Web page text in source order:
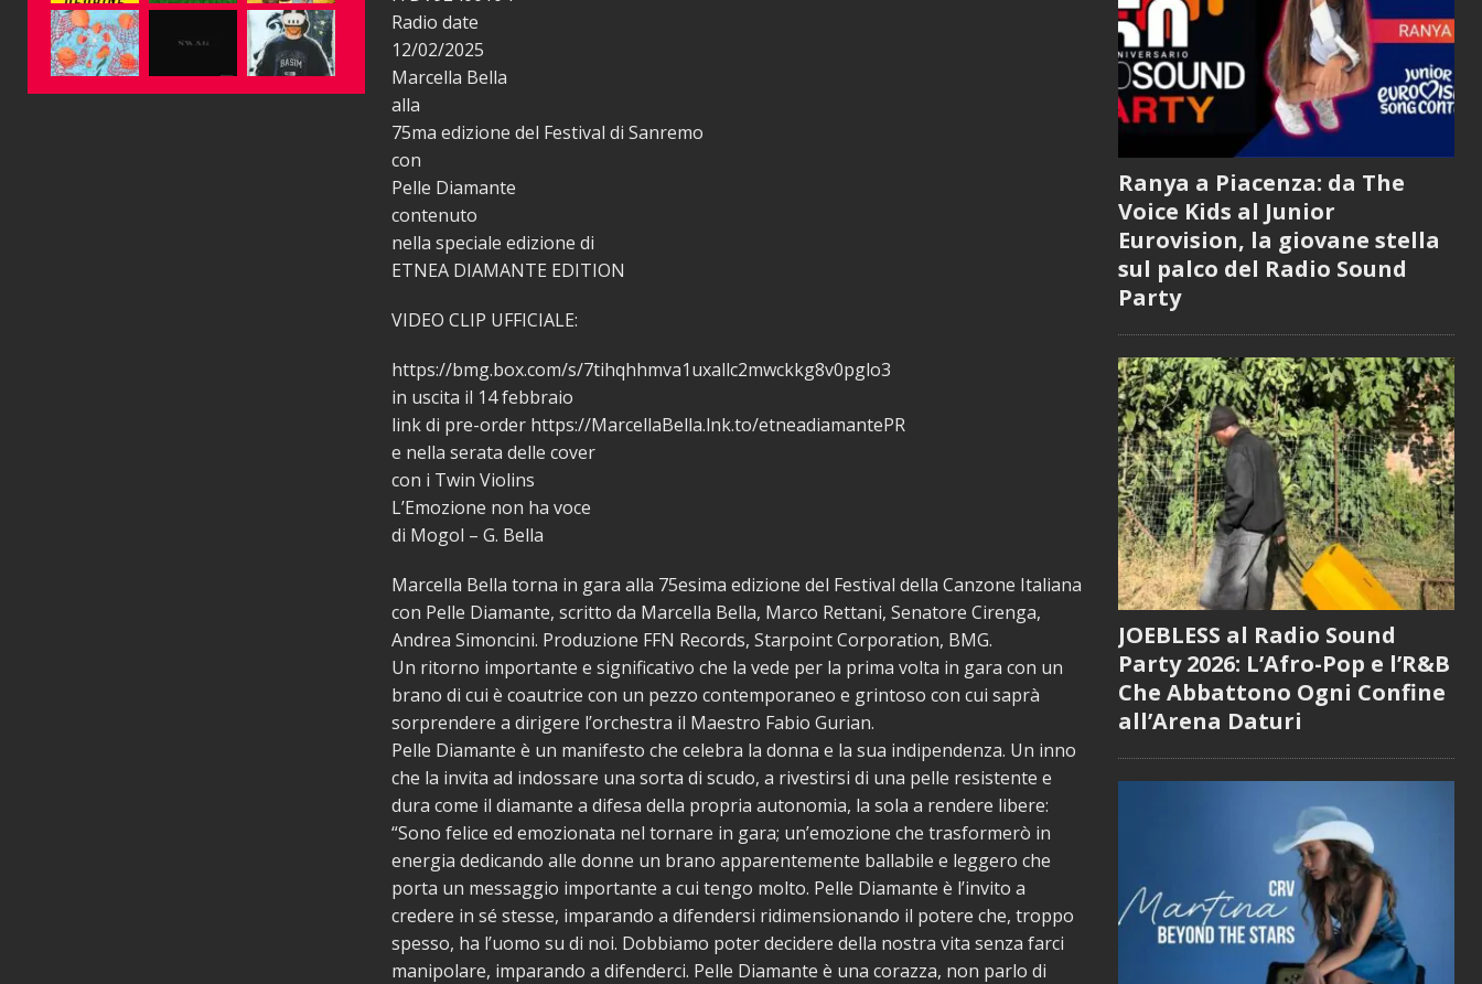
Radio date
12/02/2025
Marcella Bella
alla
75ma edizione del Festival di Sanremo
con
Pelle Diamante
contenuto
nella speciale edizione di
ETNEA DIAMANTE EDITION
VIDEO CLIP UFFICIALE:
https://bmg.box.com/s/7tihqhhmva1uxallc2mwckkg8v0pglo3
in uscita il 14 febbraio
link di pre-order https://MarcellaBella.lnk.to/etneadiamantePR
e nella serata delle cover
con i Twin Violins
L’Emozione non ha voce
di Mogol – G. Bella
Marcella Bella torna in gara alla 75esima edizione del Festival della Canzone Italiana
con Pelle Diamante, scritto da Marcella Bella, Marco Rettani, Senatore Cirenga,
Andrea Simoncini. Produzione FFN Records, Starpoint Corporation, BMG.
Un ritorno importante e significativo che la vede per la prima volta in gara con un
brano di cui è coautrice con un pezzo contemporaneo e grintoso con cui saprà
sorprendere a dirigere l’orchestra il Maestro Fabio Gurian.
Pelle Diamante è un manifesto che celebra la donna e la sua indipendenza. Un inno
che la invita ad indossare una sorta di scudo, a rivestirsi di una pelle resistente e
dura come il diamante a difesa della propria autonomia, la sola a rendere libere:
“Sono felice ed emozionata nel tornare in gara; un’emozione che trasformerò in
energia dedicando alle donne un brano apparentemente ballabile e leggero che
porta un messaggio importante a cui tengo molto. Pelle Diamante è l’invito a
credere in sé stesse, imparando a difendersi ridimensionando il potere che, troppo
spesso, ha l’uomo su di noi. Dobbiamo poter decidere della nostra vita senza farci
manipolare, imparando a difenderci. Pelle Diamante è una corazza, non parlo di
Ranya a Piacenza: da The
Voice Kids al Junior
Eurovision, la giovane stella
sul palco del Radio Sound
Party
JOEBLESS al Radio Sound
Party 2026: L’Afro-Pop e l’R&B
Che Abbattono Ogni Confine
all’Arena Daturi